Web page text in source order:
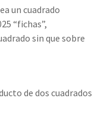
un cuadrado
“fichas”,
sin que sobre
de dos cuadrados